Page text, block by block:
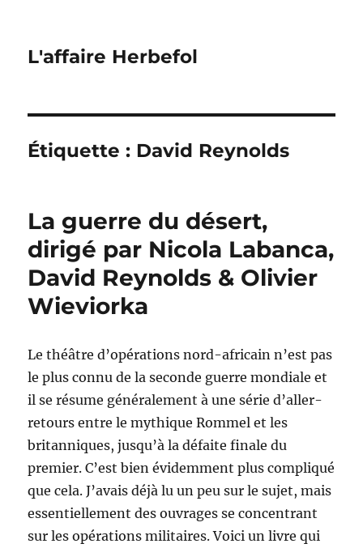
L'affaire Herbefol
Étiquette : David Reynolds
La guerre du désert,
dirigé par Nicola Labanca,
David Reynolds & Olivier
Wieviorka
Le théâtre d’opérations nord-africain n’est pas
le plus connu de la seconde guerre mondiale et
il se résume généralement à une série d’aller-
retours entre le mythique Rommel et les
britanniques, jusqu’à la défaite finale du
premier. C’est bien évidemment plus compliqué
que cela. J’avais déjà lu un peu sur le sujet, mais
essentiellement des ouvrages se concentrant
sur les opérations militaires. Voici un livre qui